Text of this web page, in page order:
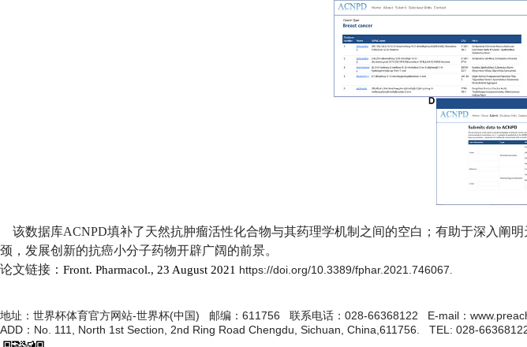
该数据库ACNPD填补了天然抗肿瘤活性化合物与其药理学机制之间的空白；有助于深入阐
颈，发展创新的抗癌小分子药物开辟广阔的前景。
论文链接： Front. Pharmacol., 23 August 2021 https://doi.org/10.3389/fphar.2021.746067
地址：世界杯体育官方网站-世界杯(中国) 邮编：611756 联系电话：028-66368122 E-mail：
ADD：No. 111, North 1st Section, 2nd Ring Road Chengdu, Sichuan, China,611756. TEL: 028-